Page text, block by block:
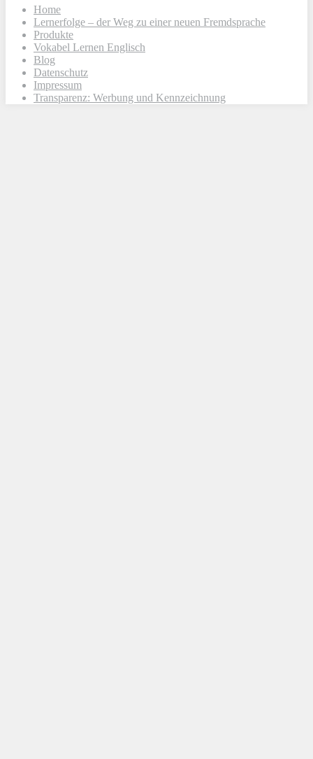
Home
Lernerfolge – der Weg zu einer neuen Fremdsprache
Produkte
Vokabel Lernen Englisch
Blog
Datenschutz
Impressum
Transparenz: Werbung und Kennzeichnung